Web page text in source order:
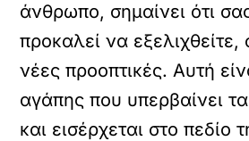
άνθρωπο, σημαίνει ότι
προκαλεί να εξελιχθείτε,
νέες προοπτικές. Αυτή
αγάπης που υπερβαίνει
και εισέρχεται στο πεδίο